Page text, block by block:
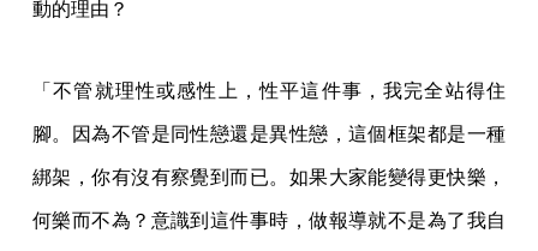
動的理由？
「不管就理性或感性上，性平這件事，我完全站得住
腳。因為不管是同性戀還是異性戀，這個框架都是一種
綁架，你有沒有察覺到而已。如果大家能變得更快樂，
何樂而不為？意識到這件事時，做報導就不是為了我自